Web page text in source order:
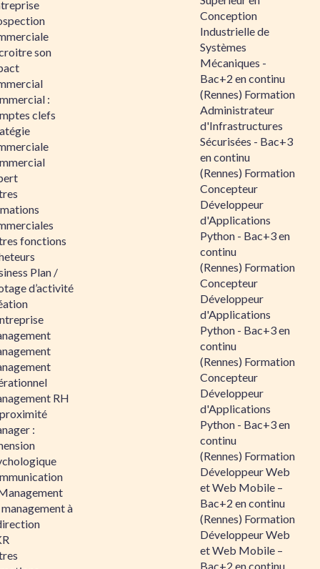
son
:
clefs
fonctions
Plan /
d’activité
RH
:
à
Conception
Industrielle de
Systèmes
Mécaniques -
Bac+2 en continu
(Rennes) Formation
Administrateur
d'Infrastructures
Sécurisées - Bac+3
en continu
(Rennes) Formation
Concepteur
Développeur
d'Applications
Python - Bac+3 en
continu
(Rennes) Formation
Concepteur
Développeur
d'Applications
Python - Bac+3 en
continu
(Rennes) Formation
Concepteur
Développeur
d'Applications
Python - Bac+3 en
continu
(Rennes) Formation
Développeur Web
et Web Mobile –
Bac+2 en continu
(Rennes) Formation
Développeur Web
et Web Mobile –
Bac+2 en continu